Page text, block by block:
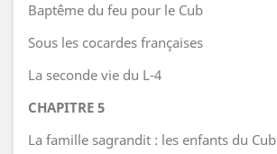
Baptême du feu pour le Cub
Sous les cocardes françaises
La seconde vie du L-4
CHAPITRE 5
La famille sagrandit : les enfants du Cub